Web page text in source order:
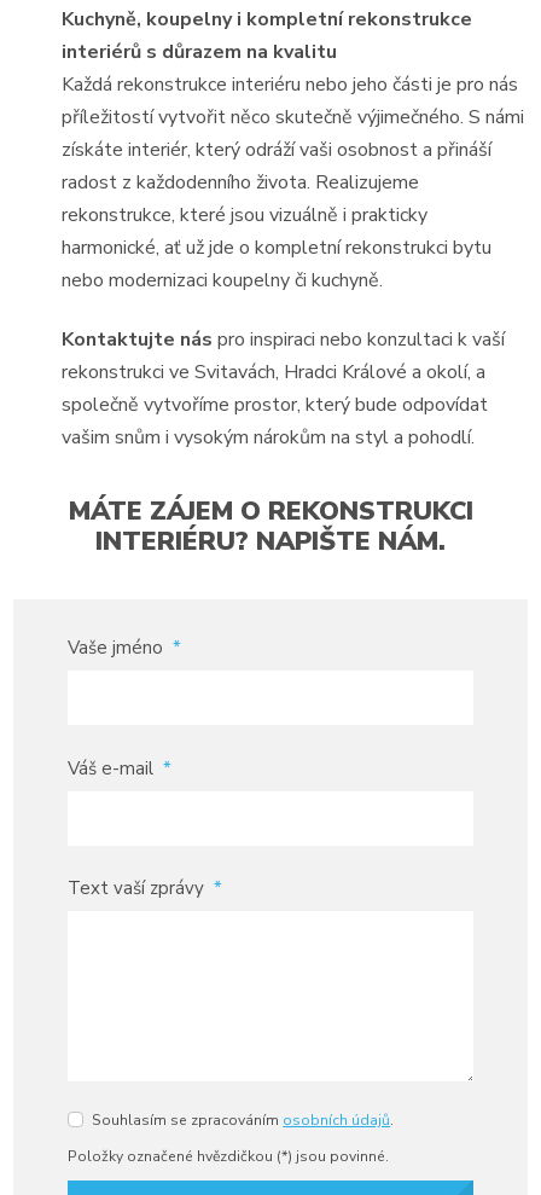
Kuchyně, koupelny i kompletní rekonstrukce
interiérů s důrazem na kvalitu
Každá rekonstrukce interiéru nebo jeho části je pro nás
příležitostí vytvořit něco skutečně výjimečného. S námi
získáte interiér, který odráží vaši osobnost a přináší
radost z každodenního života. Realizujeme
rekonstrukce, které jsou vizuálně i prakticky
harmonické, ať už jde o kompletní rekonstrukci bytu
nebo modernizaci koupelny či kuchyně.
Kontaktujte nás pro inspiraci nebo konzultaci k vaší
rekonstrukci ve Svitavách, Hradci Králové a okolí, a
společně vytvoříme prostor, který bude odpovídat
vašim snům i vysokým nárokům na styl a pohodlí.
MÁTE ZÁJEM O REKONSTRUKCI
INTERIÉRU? NAPIŠTE NÁM.
Vaše jméno *
Váš e-mail *
Text vaší zprávy *
Souhlasím
zpracováním
osobních
Souhlasím se zpracováním osobních údajů.
Položky označené hvězdičkou (*) jsou povinné.